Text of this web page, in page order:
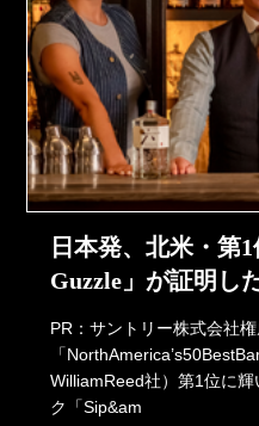
日本発、北米・
Guzzle」が証明
PR：サントリー株式会社
「
WilliamReed社）第1位に
ク「Sip&am